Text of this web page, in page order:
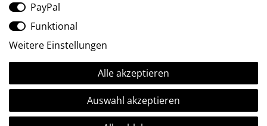
Ⓒ2009-2026 ARTland GmbH • Alle Rechte vorbehalten.
PayPal
Funktional
Weitere Einstellungen
Alle akzeptieren
Auswahl akzeptieren